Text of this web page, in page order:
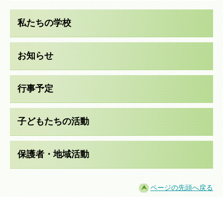
私たちの学校
お知らせ
行事予定
子どもたちの活動
保護者・地域活動
ページの先頭へ戻る